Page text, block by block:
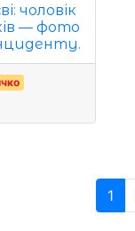
чоловік
— фото
1